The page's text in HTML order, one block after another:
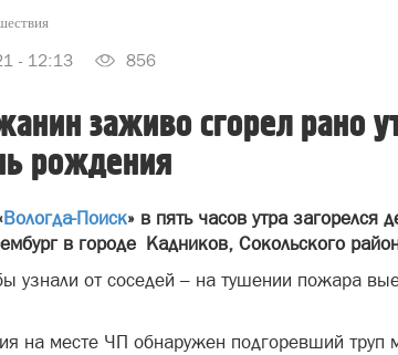
- 12:13 856
заживо сгорел рано
рождения
Вологда-Поиск» в пять часов утра загорелся
в городе Кадников, Сокольского
узнали от соседей – на тушении пожара
на месте ЧП обнаружен подгоревший труп